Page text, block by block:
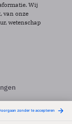
Wij
van onze
wetenschap